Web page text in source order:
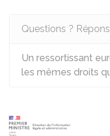
Questions ?
Un ressortissant
les mêmes droits